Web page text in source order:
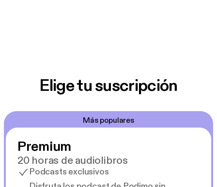
Elige tu suscripción
Más populares
Premium
20 horas de audiolibros
Podcasts exclusivos